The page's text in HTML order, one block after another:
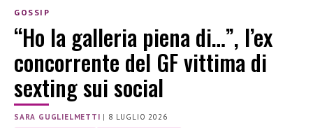
GOSSIP
“Ho la galleria piena di…”, l’ex
concorrente del GF vittima di
sexting sui social
SARA GUGLIELMETTI | 8 LUGLIO 2026